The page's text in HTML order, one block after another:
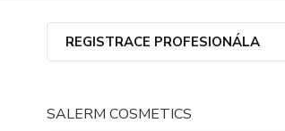
REGISTRACE PROFESIONÁLA
SALERM COSMETICS